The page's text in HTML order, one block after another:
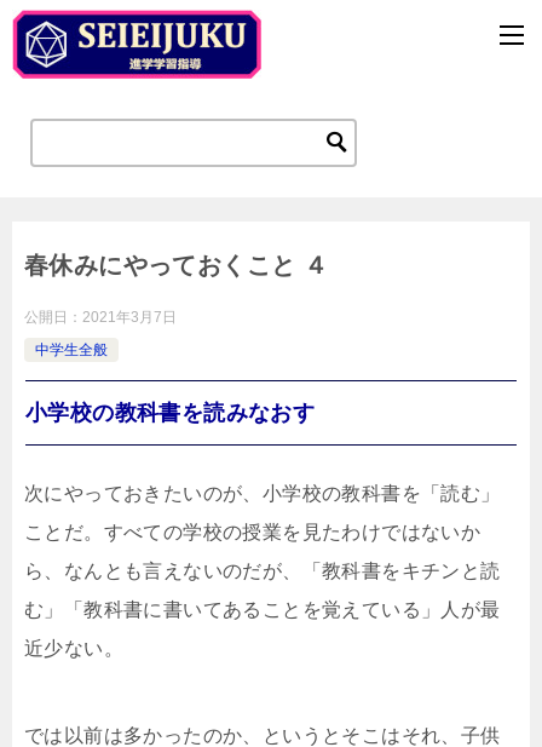
春休みにやっておくこと ４
公開日： 2021年3月7日
中学生全般
小学校の教科書を読みなおす
次にやっておきたいのが、小学校の教科書を「読む」
ことだ。すべての学校の授業を見たわけではないか
ら、なんとも言えないのだが、「教科書をキチンと読
む」「教科書に書いてあることを覚えている」人が最
近少ない。
では以前は多かったのか、というとそこはそれ、子供